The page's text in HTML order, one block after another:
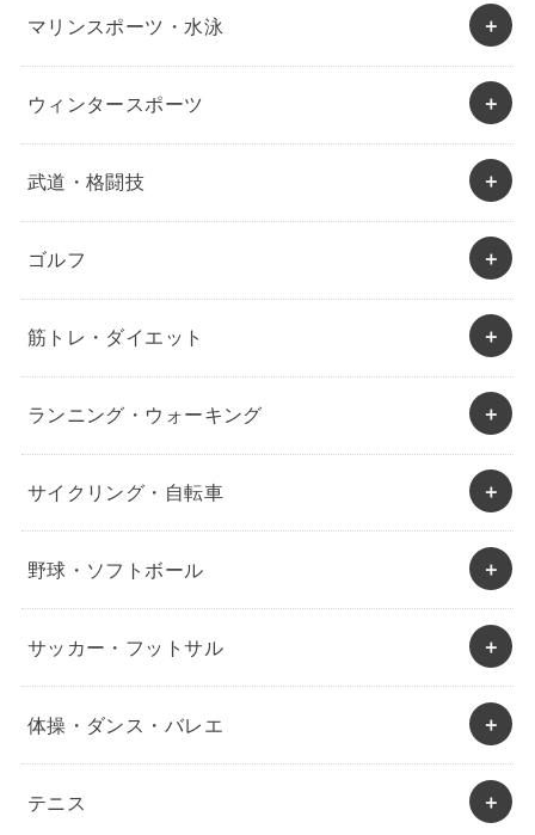
マリンスポーツ・水泳
ウィンタースポーツ
武道・格闘技
ゴルフ
筋トレ・ダイエット
ランニング・ウォーキング
サイクリング・自転車
野球・ソフトボール
サッカー・フットサル
体操・ダンス・バレエ
テニス